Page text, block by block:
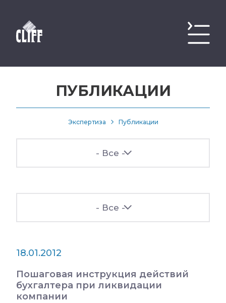
ПУБЛИКАЦИИ
Экспертиза Публикации
- Все -
- Все -
18.01.2012
Пошаговая инструкция действий
бухгалтера при ликвидации
компании